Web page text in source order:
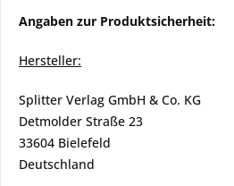
Angaben zur Produktsicherheit:
Hersteller:
Splitter Verlag GmbH & Co. KG
Detmolder Straße 23
33604 Bielefeld
Deutschland